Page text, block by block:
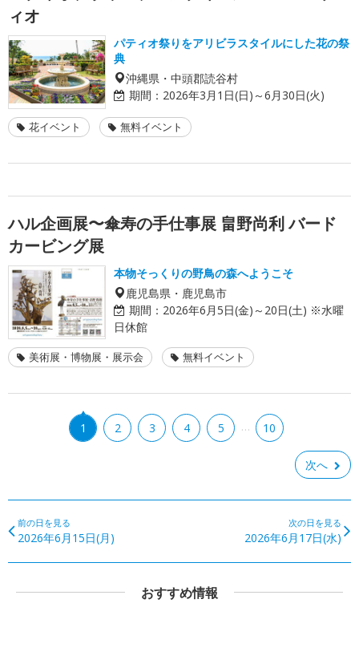
ィオ
パティオ祭りをアリビラスタイルにした花の祭
典
沖縄県・中頭郡読谷村
期間： 2026年3月1日(日)～6月30日(火)
花イベント 無料イベント
ハル企画展〜傘寿の手仕事展 畠野尚利 バード
カービング展
本物そっくりの野鳥の森へようこそ
鹿児島県・鹿児島市
期間： 2026年6月5日(金)～20日(土) ※水曜
日休館
美術展・博物展・展示会 無料イベント
1 2 3 4 5 … 10
次へ
前の日を見る
2026年6月15日(月)
次の日を見る
2026年6月17日(水)
おすすめ情報